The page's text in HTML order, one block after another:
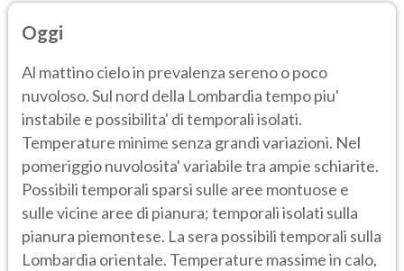
Oggi
Al mattino cielo in prevalenza sereno o poco
nuvoloso. Sul nord della Lombardia tempo piu'
instabile e possibilita' di temporali isolati.
Temperature minime senza grandi variazioni. Nel
pomeriggio nuvolosita' variabile tra ampie schiarite.
Possibili temporali sparsi sulle aree montuose e
sulle vicine aree di pianura; temporali isolati sulla
pianura piemontese. La sera possibili temporali sulla
Lombardia orientale. Temperature massime in calo,